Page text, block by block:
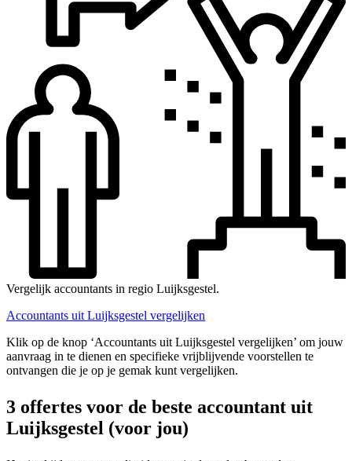
Vergelijk accountants in regio Luijksgestel.
Accountants uit Luijksgestel vergelijken
Klik op de knop ‘Accountants uit Luijksgestel vergelijken’ om jouw
aanvraag in te dienen en specifieke vrijblijvende voorstellen te
ontvangen die je op je gemak kunt vergelijken.
3 offertes voor de beste accountant uit
Luijksgestel (voor jou)